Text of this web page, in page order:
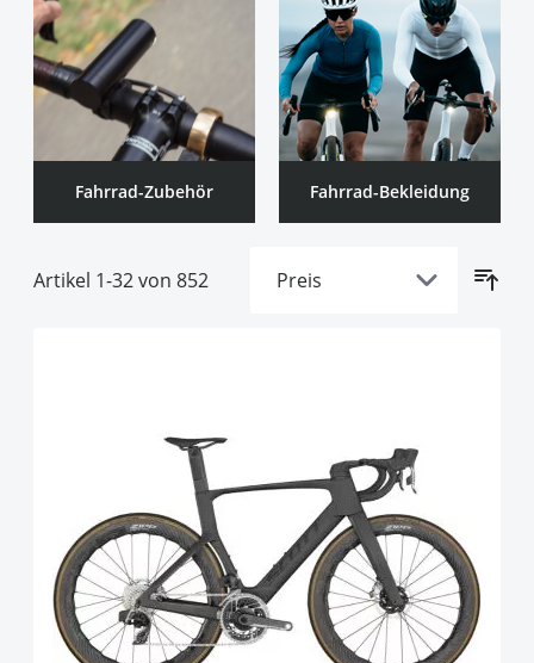
Contec
products available
zeige mehr+
Fahrrad-Zubehör Fahrrad-Bekleidung
Artikel 1-32von 852